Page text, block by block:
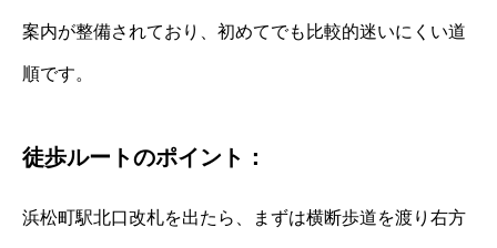
案内が整備されており、初めてでも比較的迷いにくい道
順です。
徒歩ルートのポイント：
浜松町駅北口改札を出たら、まずは横断歩道を渡り右方